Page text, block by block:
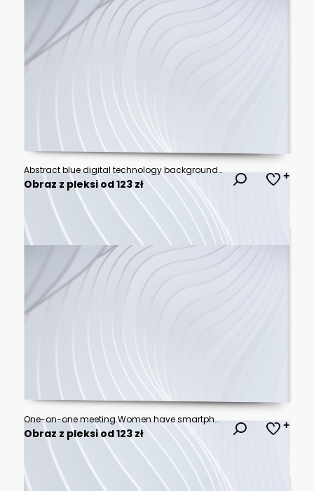
Abstract blue digital technology background with gears
Obraz z pleksi od 123 zł
One-on-one meeting.Women have smartphone and digital tablet in their hands. Virtual icons with clouds,people,gadgets.
Obraz z pleksi od 123 zł